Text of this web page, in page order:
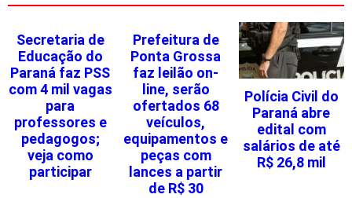
Secretaria de
Educação do
Paraná faz PSS
com 4 mil vagas
para
professores e
pedagogos;
veja como
participar
Prefeitura de
Ponta Grossa
faz leilão on-
line, serão
ofertados 68
veículos,
equipamentos e
peças com
lances a partir
de R$ 30
Polícia Civil do
Paraná abre
edital com
salários de até
R$ 26,8 mil